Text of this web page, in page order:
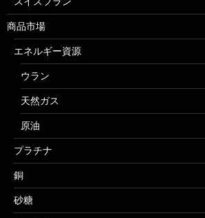
商品市場
エネルギー資源
ウラン
天然ガス
原油
プラチナ
銅
砂糖